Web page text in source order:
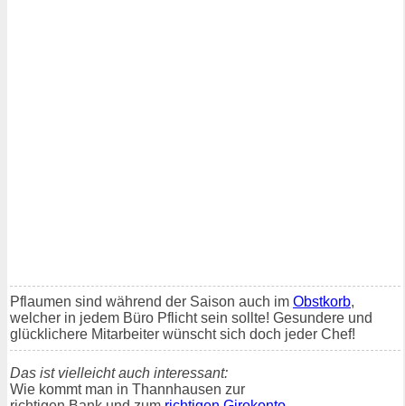
Pflaumen sind während der Saison auch im Obstkorb,
welcher in jedem Büro Pflicht sein sollte! Gesundere und
glücklichere Mitarbeiter wünscht sich doch jeder Chef!
Das ist vielleicht auch interessant:
Wie kommt man in Thannhausen zur